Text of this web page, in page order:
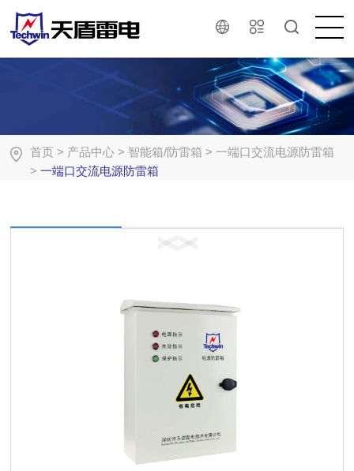
首页 > 产品中心> 智能箱/防雷箱 > 一端口交流电源防雷箱
> 一端口交流电源防雷箱